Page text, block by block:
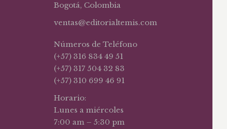
Bogotá, Colombia
ventas@editorialtemis.com
Números de Teléfono
(+57) 316 834 49 51
(+57) 317 504 32 83
(+57) 310 699 46 91
Horario:
Lunes a miércoles
7:00 am – 5:30 pm